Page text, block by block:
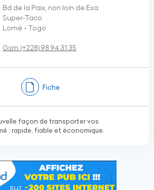
Bd de la Paix, non loin de Esa
Super-Taco
Lomé - Togo
Gsm:(+228)98 94 31 35
Fiche
façon de transporter vos
: rapide, fiable et économique.